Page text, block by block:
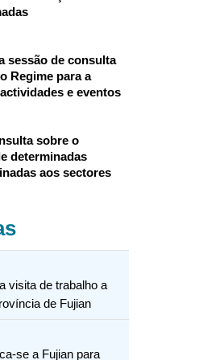
sessão de consulta
Regime para a
e eventos
sobre o
determinadas
aos sectores
visita de trabalho a
de Fujian
se a Fujian para